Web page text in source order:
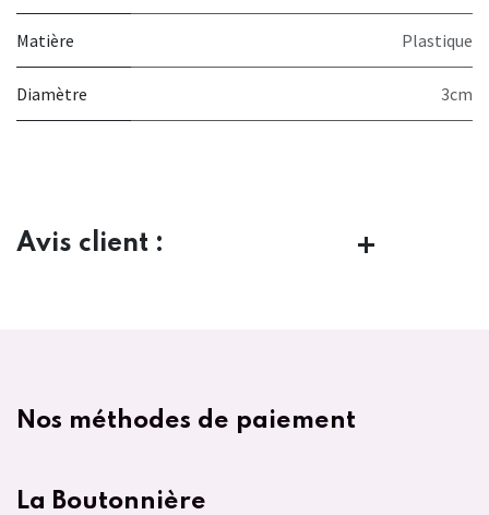
Matière Plastique
Diamètre 3cm
Avis client :
Nos méthodes de paiement
La Boutonnière